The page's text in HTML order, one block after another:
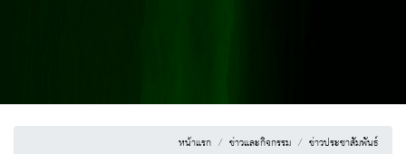
หน้าแรก ข่าวและกิจกรรม ข่าวประชาสัมพันธ์